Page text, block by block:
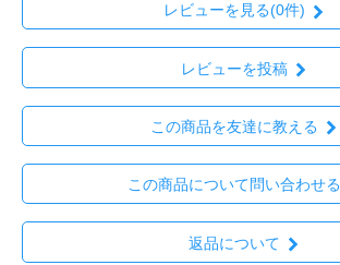
レビューを見る(0件)
レビューを投稿
この商品を友達に教える
この商品について問い合わせる
返品について